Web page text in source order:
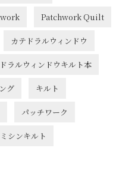
Patchwork Quilt
カテドラルウィンドウ
ラルウィンドウキルト本
グ キルト
パッチワーク
シンキルト